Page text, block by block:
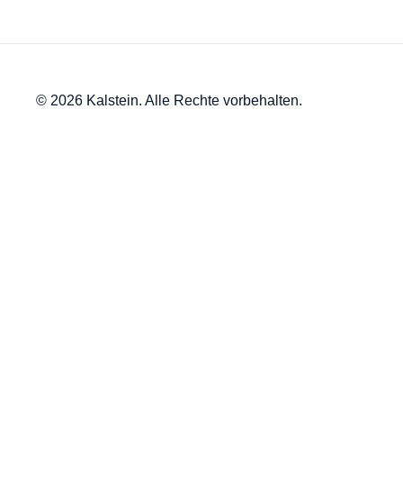
© 2026 Kalstein. Alle Rechte vorbehalten.